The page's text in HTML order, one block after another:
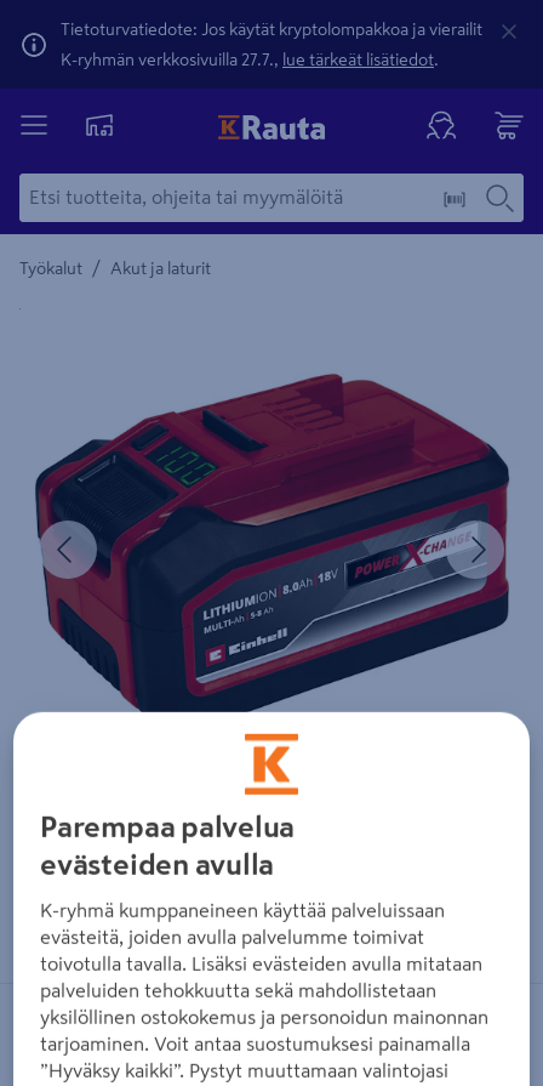
Tietoturvatiedote: Jos käytät kryptolompakkoa ja vierailit
K-ryhmän verkkosivuilla 27.7., lue tärkeät lisätiedot.
Työkalut / Akut ja laturit
Yksityiskohtainen kuvaus löytyy Tuotteen kuvaus -
Edellinen
Zoomaa kuvaa sormilla kosketusnäytöllä
Akku Einhell Power X-Change 18V 5-
EINHELL
Parempaa palvelua
evästeiden avulla
K-ryhmä kumppaneineen käyttää palveluissaan
evästeitä, joiden avulla palvelumme toimivat
toivotulla tavalla. Lisäksi evästeiden avulla mitataan
palveluiden tehokkuutta sekä mahdollistetaan
yksilöllinen ostokokemus ja personoidun mainonnan
tarjoaminen. Voit antaa suostumuksesi painamalla
”Hyväksy kaikki”. Pystyt muuttamaan valintojasi